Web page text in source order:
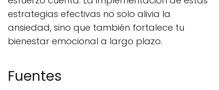
estrategias efectivas no solo alivia la
ansiedad, sino que también fortalece tu
bienestar emocional a largo plazo.
Fuentes